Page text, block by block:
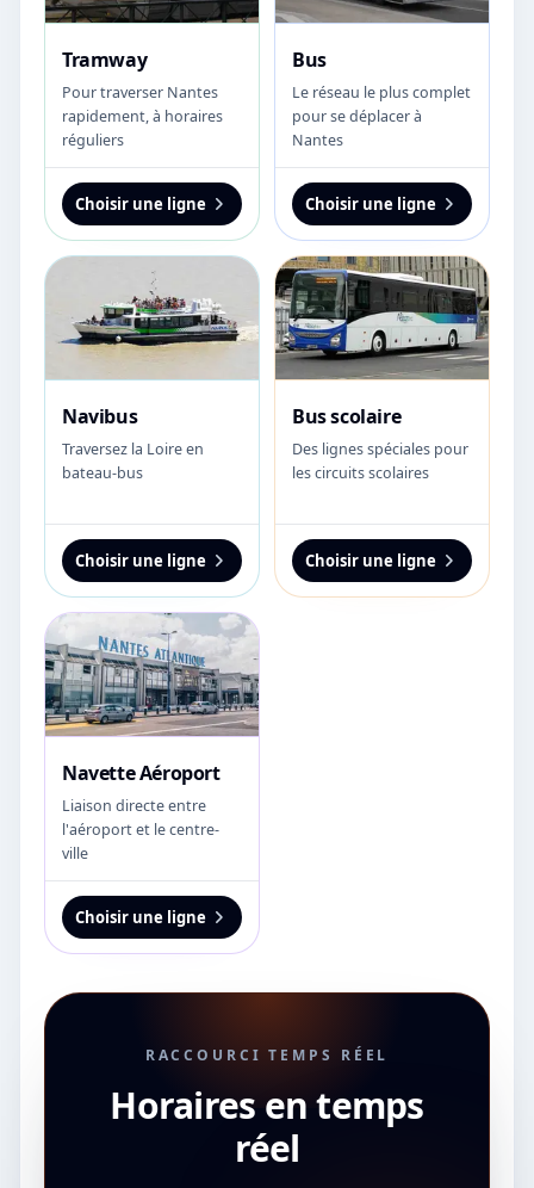
Tramway
Pour traverser Nantes
rapidement, à horaires
réguliers
Choisir une ligne
Bus
Le réseau le plus complet
pour se déplacer à
Nantes
Choisir une ligne
Navibus
Traversez la Loire en
bateau-bus
Choisir une ligne
Bus scolaire
Des lignes spéciales pour
les circuits scolaires
Choisir une ligne
Navette Aéroport
Liaison directe entre
l'aéroport et le centre-
ville
Choisir une ligne
RACCOURCI TEMPS RÉEL
Horaires en temps
réel